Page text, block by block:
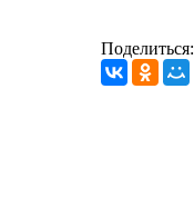
Поделиться: